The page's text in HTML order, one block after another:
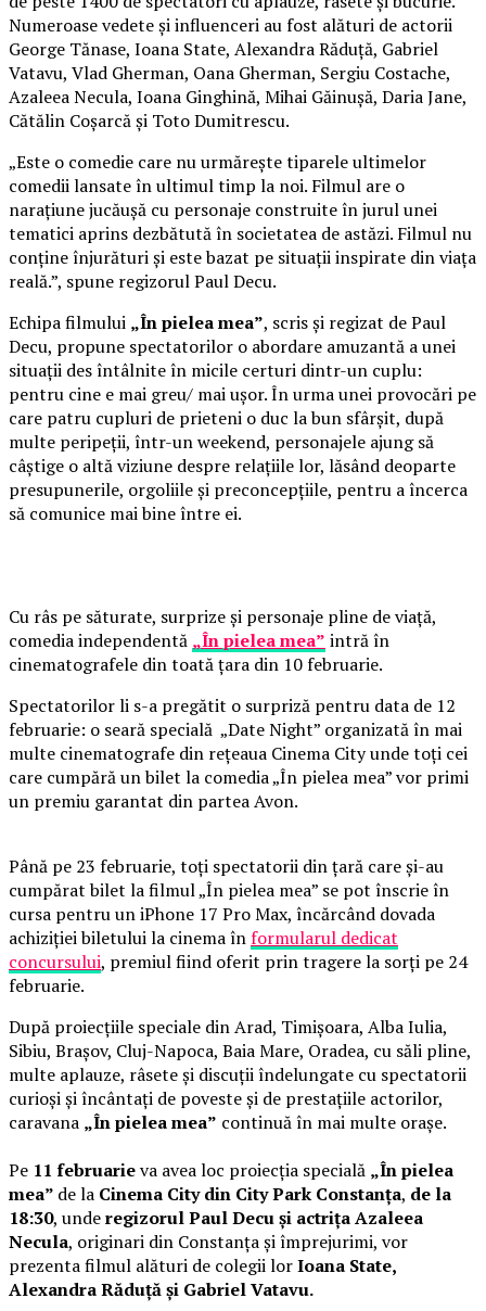
Numeroase vedete și influenceri au fost alături de actorii
George Tănase, Ioana State, Alexandra Răduță, Gabriel
Vatavu, Vlad Gherman, Oana Gherman, Sergiu Costache,
Azaleea Necula, Ioana Ginghină, Mihai Găinușă, Daria Jane,
Cătălin Coșarcă și Toto Dumitrescu.
„Este o comedie care nu urmărește tiparele ultimelor
comedii lansate în ultimul timp la noi. Filmul are o
narațiune jucăușă cu personaje construite în jurul unei
tematici aprins dezbătută în societatea de astăzi. Filmul nu
conține înjurături și este bazat pe situații inspirate din viața
reală.”, spune regizorul Paul Decu.
Echipa filmului „În pielea mea”, scris și regizat de Paul
Decu, propune spectatorilor o abordare amuzantă a unei
situații des întâlnite în micile certuri dintr-un cuplu:
pentru cine e mai greu/ mai ușor. În urma unei provocări pe
care patru cupluri de prieteni o duc la bun sfârșit, după
multe peripeții, într-un weekend, personajele ajung să
câștige o altă viziune despre relațiile lor, lăsând deoparte
presupunerile, orgoliile și preconcepțiile, pentru a încerca
să comunice mai bine între ei.
Cu râs pe săturate, surprize și personaje pline de viață,
comedia independentă „În pielea mea” intră în
cinematografele din toată țara din 10 februarie.
Spectatorilor li s-a pregătit o surpriză pentru data de 12
februarie: o seară specială „Date Night” organizată în mai
multe cinematografe din rețeaua Cinema City unde toți cei
care cumpără un bilet la comedia „În pielea mea” vor primi
un premiu garantat din partea Avon.
Până pe 23 februarie, toți spectatorii din țară care și-au
cumpărat bilet la filmul „În pielea mea” se pot înscrie în
cursa pentru un iPhone 17 Pro Max, încărcând dovada
achiziției biletului la cinema înformularul dedicat
concursului, premiul fiind oferit prin tragere la sorți pe 24
februarie.
După proiecțiile speciale din Arad, Timișoara, Alba Iulia,
Sibiu, Brașov, Cluj-Napoca, Baia Mare, Oradea, cu săli pline,
multe aplauze, râsete și discuții îndelungate cu spectatorii
curioși și încântați de poveste și de prestațiile actorilor,
caravana „În pielea mea” continuă în mai multe orașe.
Pe 11 februarieva avea loc proiecția specială „În pielea
mea” de la Cinema City din City Park Constanța, de la
18:30, underegizorul Paul Decu și actrița Azaleea
Necula, originari din Constanța și împrejurimi, vor
prezenta filmul alături de colegii lorIoana State,
Alexandra Răduță și Gabriel Vatavu.